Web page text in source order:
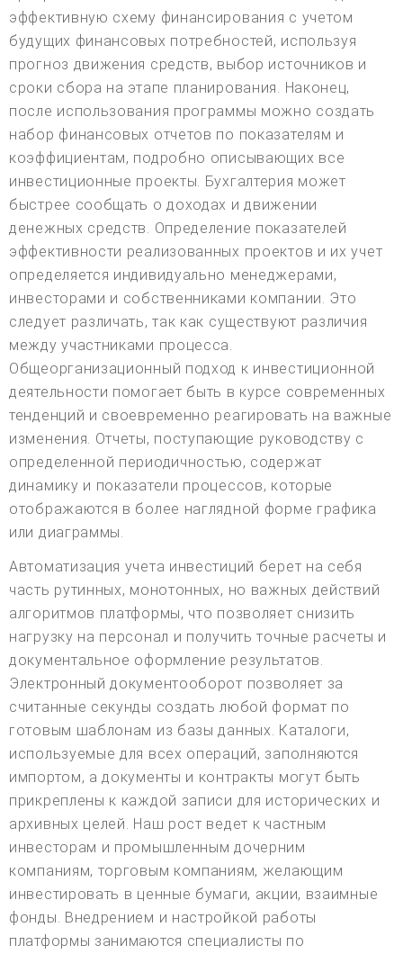
эффективную схему финансирования с учетом
будущих финансовых потребностей, используя
прогноз движения средств, выбор источников и
сроки сбора на этапе планирования. Наконец,
после использования программы можно создать
набор финансовых отчетов по показателям и
коэффициентам, подробно описывающих все
инвестиционные проекты. Бухгалтерия может
быстрее сообщать о доходах и движении
денежных средств. Определение показателей
эффективности реализованных проектов и их учет
определяется индивидуально менеджерами,
инвесторами и собственниками компании. Это
следует различать, так как существуют различия
между участниками процесса.
Общеорганизационный подход к инвестиционной
деятельности помогает быть в курсе современных
тенденций и своевременно реагировать на важные
изменения. Отчеты, поступающие руководству с
определенной периодичностью, содержат
динамику и показатели процессов, которые
отображаются в более наглядной форме графика
или диаграммы.
Автоматизация учета инвестиций берет на себя
часть рутинных, монотонных, но важных действий
алгоритмов платформы, что позволяет снизить
нагрузку на персонал и получить точные расчеты и
документальное оформление результатов.
Электронный документооборот позволяет за
считанные секунды создать любой формат по
готовым шаблонам из базы данных. Каталоги,
используемые для всех операций, заполняются
импортом, а документы и контракты могут быть
прикреплены к каждой записи для исторических и
архивных целей. Наш рост ведет к частным
инвесторам и промышленным дочерним
компаниям, торговым компаниям, желающим
инвестировать в ценные бумаги, акции, взаимные
фонды. Внедрением и настройкой работы
платформы занимаются специалисты по